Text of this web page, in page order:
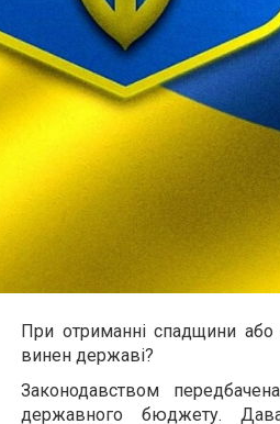
При отриманні спадщини або
винен державі?
Законодавством
державного бюджету.